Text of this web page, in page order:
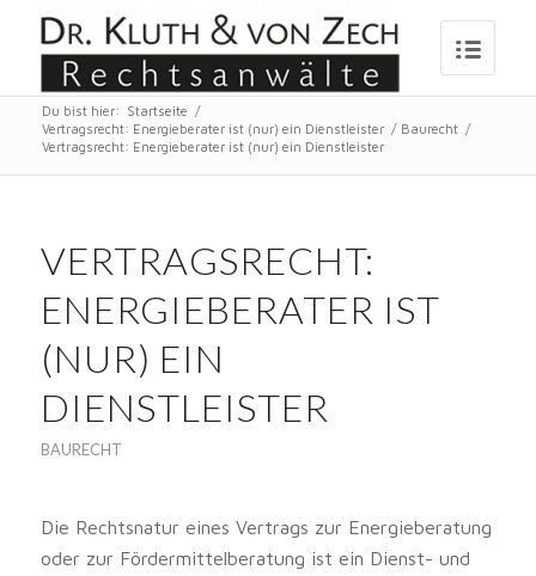
Du bist hier: Startseite
/
Vertragsrecht: Energieberater ist (nur) ein Dienstleister / Baurecht /
Vertragsrecht: Energieberater ist (nur) ein Dienstleister
VERTRAGSRECHT:
ENERGIEBERATER IST
(NUR) EIN
DIENSTLEISTER
BAURECHT
Die Rechtsnatur eines Vertrags zur Energieberatung
oder zur Fördermittelberatung ist ein Dienst- und